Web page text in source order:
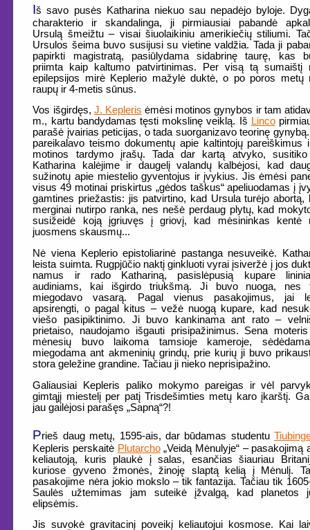
Iš savo pusės Katharina niekuo sau nepadėjo byloje.
charakterio ir skandalinga, ji pirmiausiai pabandė
Ursulą šmeižtu – visai šiuolaikiniu amerikiečių stiliumi.
Ursulos šeima buvo susijusi su vietine valdžia. Tada ji
papirkti magistratą, pasiūlydama sidabrinę taurę, kas
priimta kaip kaltumo patvirtinimas. Per visą tą sumaištį
epilepsijos mirė Keplerio mažylė duktė, o po poros metų
raupų ir 4-metis sūnus.
Vos išgirdęs, J. Kepleris ėmėsi motinos gynybos ir tam
m., kartu bandydamas tęsti mokslinę veiklą. Iš Linco
parašė įvairias peticijas, o tada suorganizavo teorinę
pareikalavo teismo dokumentų apie kaltintojų pareiškimus
motinos tardymo įrašų. Tada dar kartą atvyko,
Katharina kalėjime ir daugelį valandų kalbėjosi, kad
sužinotų apie miestelio gyventojus ir įvykius. Jis ėmėsi
visus 49 motinai priskirtus „gėdos taškus“ apeliuodamas į
gamtines priežastis: jis patvirtino, kad Ursula turėjo abortą,
merginai nutirpo ranka, nes nešė perdaug plytų, kad
susižeidė koją įgriuvęs į griovį, kad mėsininkas kentė
juosmens skausmų...
Nė viena Keplerio epistoliarinė pastanga nesuveikė.
leista suimta. Rugpjūčio naktį ginkluoti vyrai įsiveržė į jos
namus ir rado Kathariną, pasislėpusią kupare
audiniams, kai išgirdo triukšmą. Ji buvo nuoga, nes
miegodavo vasarą. Pagal vienus pasakojimus, jai
apsirengti, o pagal kitus – vežė nuogą kupare, kad
viešo pasipiktinimo. Ji buvo kankinama ant rato –
prietaiso, naudojamo išgauti prisipažinimus. Sena
mėnesių buvo laikoma tamsioje kameroje,
miegodama ant akmeninių grindų, prie kurių ji buvo
stora geležine grandine. Tačiau ji nieko neprisipažino.
Galiausiai Kepleris paliko mokymo pareigas ir vėl
gimtąjį miestelį per patį Trisdešimties metų karo įkarštį.
jau gailėjosi parašęs „Sapną“?!
Prieš daug metų, 1595-ais, dar būdamas studentu
Kepleris perskaitė Plutarcho„Veidą Mėnulyje“ – pasakojimą
keliautoją, kuris plaukė į salas, esančias šiauriau
kuriose gyveno žmonės, žinoję slaptą kelią į Mėnulį.
pasakojime nėra jokio mokslo – tik fantazija. Tačiau tik
Saulės užtemimas jam suteikė įžvalgą, kad planetos
elipsėmis.
Jis suvokė gravitacinį poveikį keliautojui kosmose. Kai